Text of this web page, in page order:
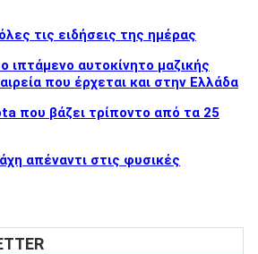
τις ειδήσεις της ημέρας
ιπτάμενο αυτοκίνητο μαζικής
που έρχεται και στην Ελλάδα
που βάζει τρίποντο από τα 25
απέναντι στις φυσικές